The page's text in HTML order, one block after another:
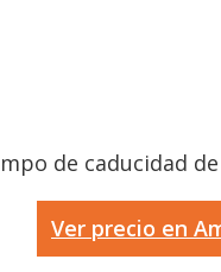
de caducidad
Ver precio en